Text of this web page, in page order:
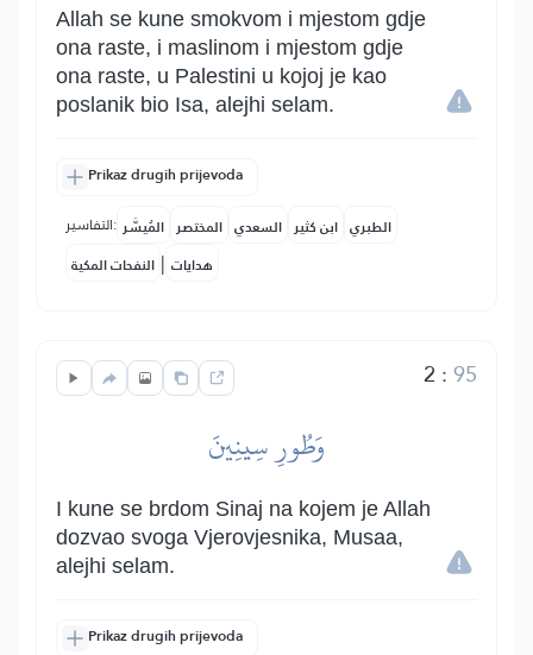
Allah se kune smokvom i mjestom gdje
ona raste, i maslinom i mjestom gdje
ona raste, u Palestini u kojoj je kao
poslanik bio Isa, alejhi selam.
Prikaz drugih prijevoda
التفاسير: المُيسَّر المختصر السعدي ابن كثير الطبري
النفحات المكية | هدايات
2 :95
وَطُورِ سِينِينَ
I kune se brdom Sinaj na kojem je Allah
dozvao svoga Vjerovjesnika, Musaa,
alejhi selam.
Prikaz drugih prijevoda